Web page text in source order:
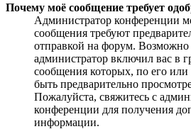
Почему моё сообщение требует
Администратор конференции
сообщения требуют
отправкой на форум. Возможно
администратор включил вас в
сообщения которых, по его
быть предварительно
Пожалуйста, свяжитесь с
конференции для получения
информации.